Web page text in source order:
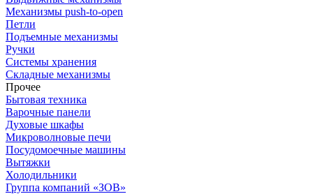
Механизмы push-to-open
Петли
Подъемные механизмы
Ручки
Системы хранения
Складные механизмы
Прочее
Бытовая техника
Варочные панели
Духовые шкафы
Микроволновые печи
Посудомоечные машины
Вытяжки
Холодильники
Группа компаний «ЗОВ»